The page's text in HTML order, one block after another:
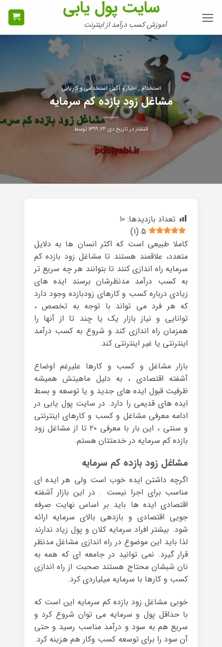
سایت پول یابی
آموزش کسب درآمد از اینترنت
استخدام , اخبار و آگهی استخدامی و کاریابی
مشاغل زود بازده کم سرمایه
انتشار در تاریخدی ۲۴, ۱۳۹۹ توسط
تعداد بازدیدها: 10
5
(
1
)
کاملا طبیعی است که اکثر انسان ها به دلایل
متعدد، علاقمند هستند تا مشاغل زود بازده کم
سرمایه راه اندازی کنند تا بتوانند هر چه سریع تر
به کسب درآمد مدنظرشان برسند ایده های
زیادی درباره کسب و کارهای زودبازده وجود دارد
که هر فرد می تواند با توجه به تخصص ،
توانایی و نیاز بازار یک یا چند تا از آنها را
همزمان راه اندازی کند و شروع به کسب درآمد
اینترنتی یا غیر اینترنتی کند.
بازار مشاغل و کسب و کارها علیرغم اوضاع
آشفته اقتصادی ، به دلیل ماهیتش همیشه
ظرفیت قبول ایده های جدید و یا توسعه و بسط
ایده های قدیمی را دارد. در سایت پول یابی در
ادامه معرفی مشاغل و کسب و کارهای اینترنتی
و سنتی ، این بار با معرفی ۲۰ تا از مشاغل زود
بازده کم سرمایه در خدمتتان هستم.
مشاغل زود بازده کم سرمایه
اگرچه داشتن ایده خوب است ولی هر ایده ای
مناسب برای اجرا نیست . در این بازار آشفته
اقتصادی ایده ها باید بر اساس نهایت صرفه
جویی اقتصادی و بازدهی بالای سرمایه ارائه
شود. بیشتر افراد سرمایه کلان و پول زیاد ندارند
لذا باید این موضوع در راه اندازی مشاغل مدنظر
قرار گیرد. نمی توانید در جامعه ای که همه به
نان شبشان محتاج هستند صحبت از راه اندازی
کسب و کارها با سرمایه میلیاردی کرد.
خوبی مشاغل زود بازده کم سرمایه این است که
با حداقل پول و سرمایه می توان شروع کرد و
سریع هم به سود و درآمد مناسب رسید و حتی
آن سود را برای توسعه کسب وکار هم هزینه کرد.